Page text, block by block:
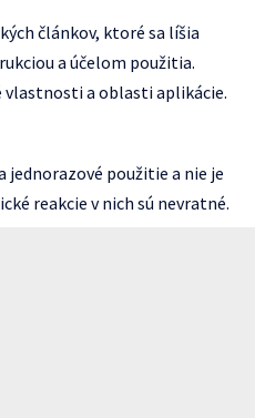
článkov, ktoré sa líšia
a účelom použitia.
vlastnosti a oblasti aplikácie.
jednorazové použitie a nie je
reakcie v nich sú nevratné.